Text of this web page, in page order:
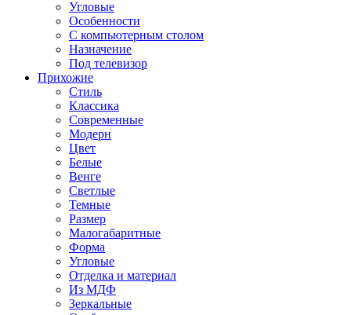
Угловые
Особенности
С компьютерным столом
Назначение
Под телевизор
Прихожие
Стиль
Классика
Современные
Модерн
Цвет
Белые
Венге
Светлые
Темные
Размер
Малогабаритные
Форма
Угловые
Отделка и материал
Из МДФ
Зеркальные